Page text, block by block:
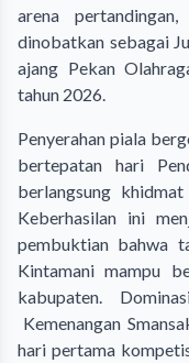
arena
dinobatkan sebagai
ajang Pekan
tahun 2026.
Penyerahan piala
bertepatan hari
berlangsung
Keberhasilan ini
pembuktian bahwa
Kintamani mampu
kabupaten.
Kemenangan
hari pertama